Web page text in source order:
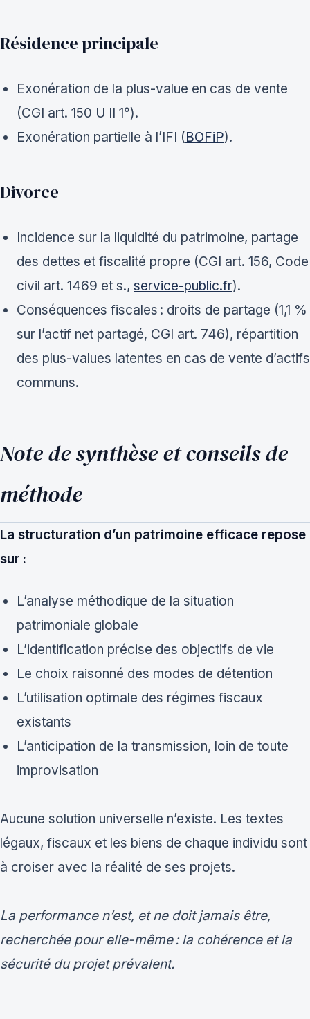
Résidence principale
Exonération de la plus-value en cas de vente
(CGI art. 150 U II 1°).
Exonération partielle à l’IFI (BOFiP).
Divorce
Incidence sur la liquidité du patrimoine, partage
des dettes et fiscalité propre (CGI art. 156, Code
civil art. 1469 et s., service-public.fr).
Conséquences fiscales : droits de partage (1,1 %
sur l’actif net partagé, CGI art. 746), répartition
des plus-values latentes en cas de vente d’actifs
communs.
Note de synthèse et conseils de
méthode
La structuration d’un patrimoine efficace repose
sur :
L’analyse méthodique de la situation
patrimoniale globale
L’identification précise des objectifs de vie
Le choix raisonné des modes de détention
L’utilisation optimale des régimes fiscaux
existants
L’anticipation de la transmission, loin de toute
improvisation
Aucune solution universelle n’existe. Les textes
légaux, fiscaux et les biens de chaque individu sont
à croiser avec la réalité de ses projets.
La performance n’est, et ne doit jamais être,
recherchée pour elle-même : la cohérence et la
sécurité du projet prévalent.